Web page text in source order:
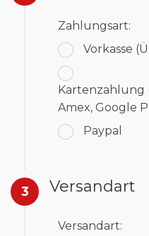
Zahlungsart:
Vorkasse
Kartenzahlung
Amex, Google
Paypal
3 Versandart
Versandart: